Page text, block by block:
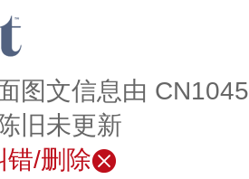
图文信息由
旧未更新
错/删除